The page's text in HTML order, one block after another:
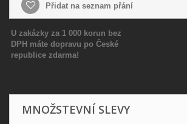
Přidat na seznam přání
U zakázky za 1 000 korun bez
DPH máte dopravu po České
republice zdarma!
MNOŽSTEVNÍ SLEVY